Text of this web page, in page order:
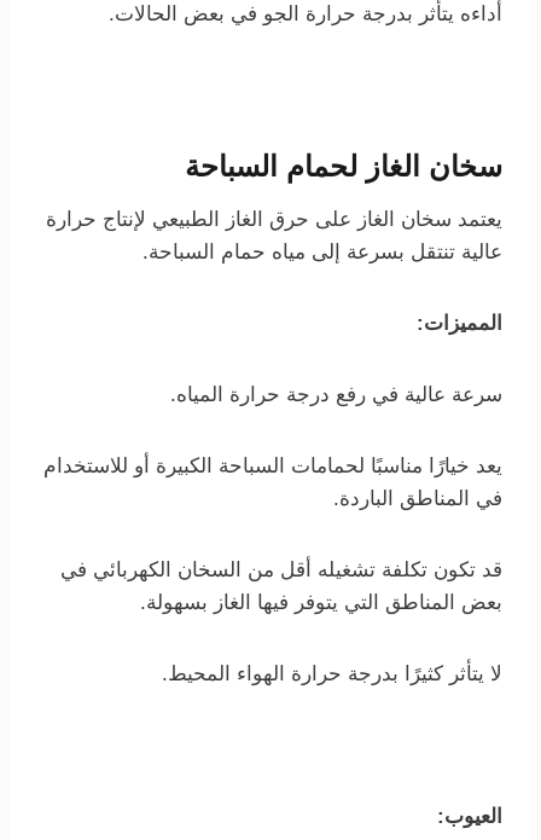
أداءه يتأثر بدرجة حرارة الجو في بعض الحالات.
سخان الغاز لحمام السباحة
يعتمد سخان الغاز على حرق الغاز الطبيعي لإنتاج حرارة
عالية تنتقل بسرعة إلى مياه حمام السباحة.
المميزات:
سرعة عالية في رفع درجة حرارة المياه.
يعد خيارًا مناسبًا لحمامات السباحة الكبيرة أو للاستخدام
في المناطق الباردة.
قد تكون تكلفة تشغيله أقل من السخان الكهربائي في
بعض المناطق التي يتوفر فيها الغاز بسهولة.
لا يتأثر كثيرًا بدرجة حرارة الهواء المحيط.
العيوب: